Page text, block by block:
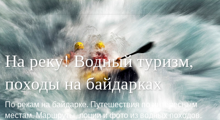
На реку! Водный туризм,
походы на байдарках
По рекам на байдарке. Путешествия по интересным
местам. Маршруты, лоции и фото из водных походов.